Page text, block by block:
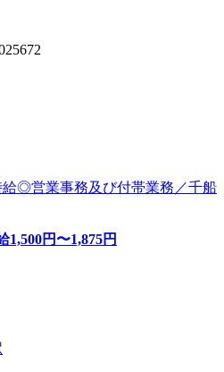
給◎営業事務及び付帯業務／千船
1,500円〜1,875円